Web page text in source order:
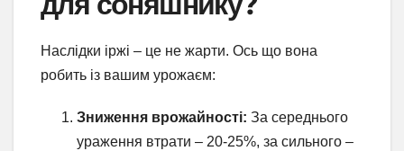
Наслідки іржі – це не жарти. Ось що вона
робить із вашим урожаєм:
Зниження врожайності: За середнього
ураження втрати – 20-25%, за сильного –